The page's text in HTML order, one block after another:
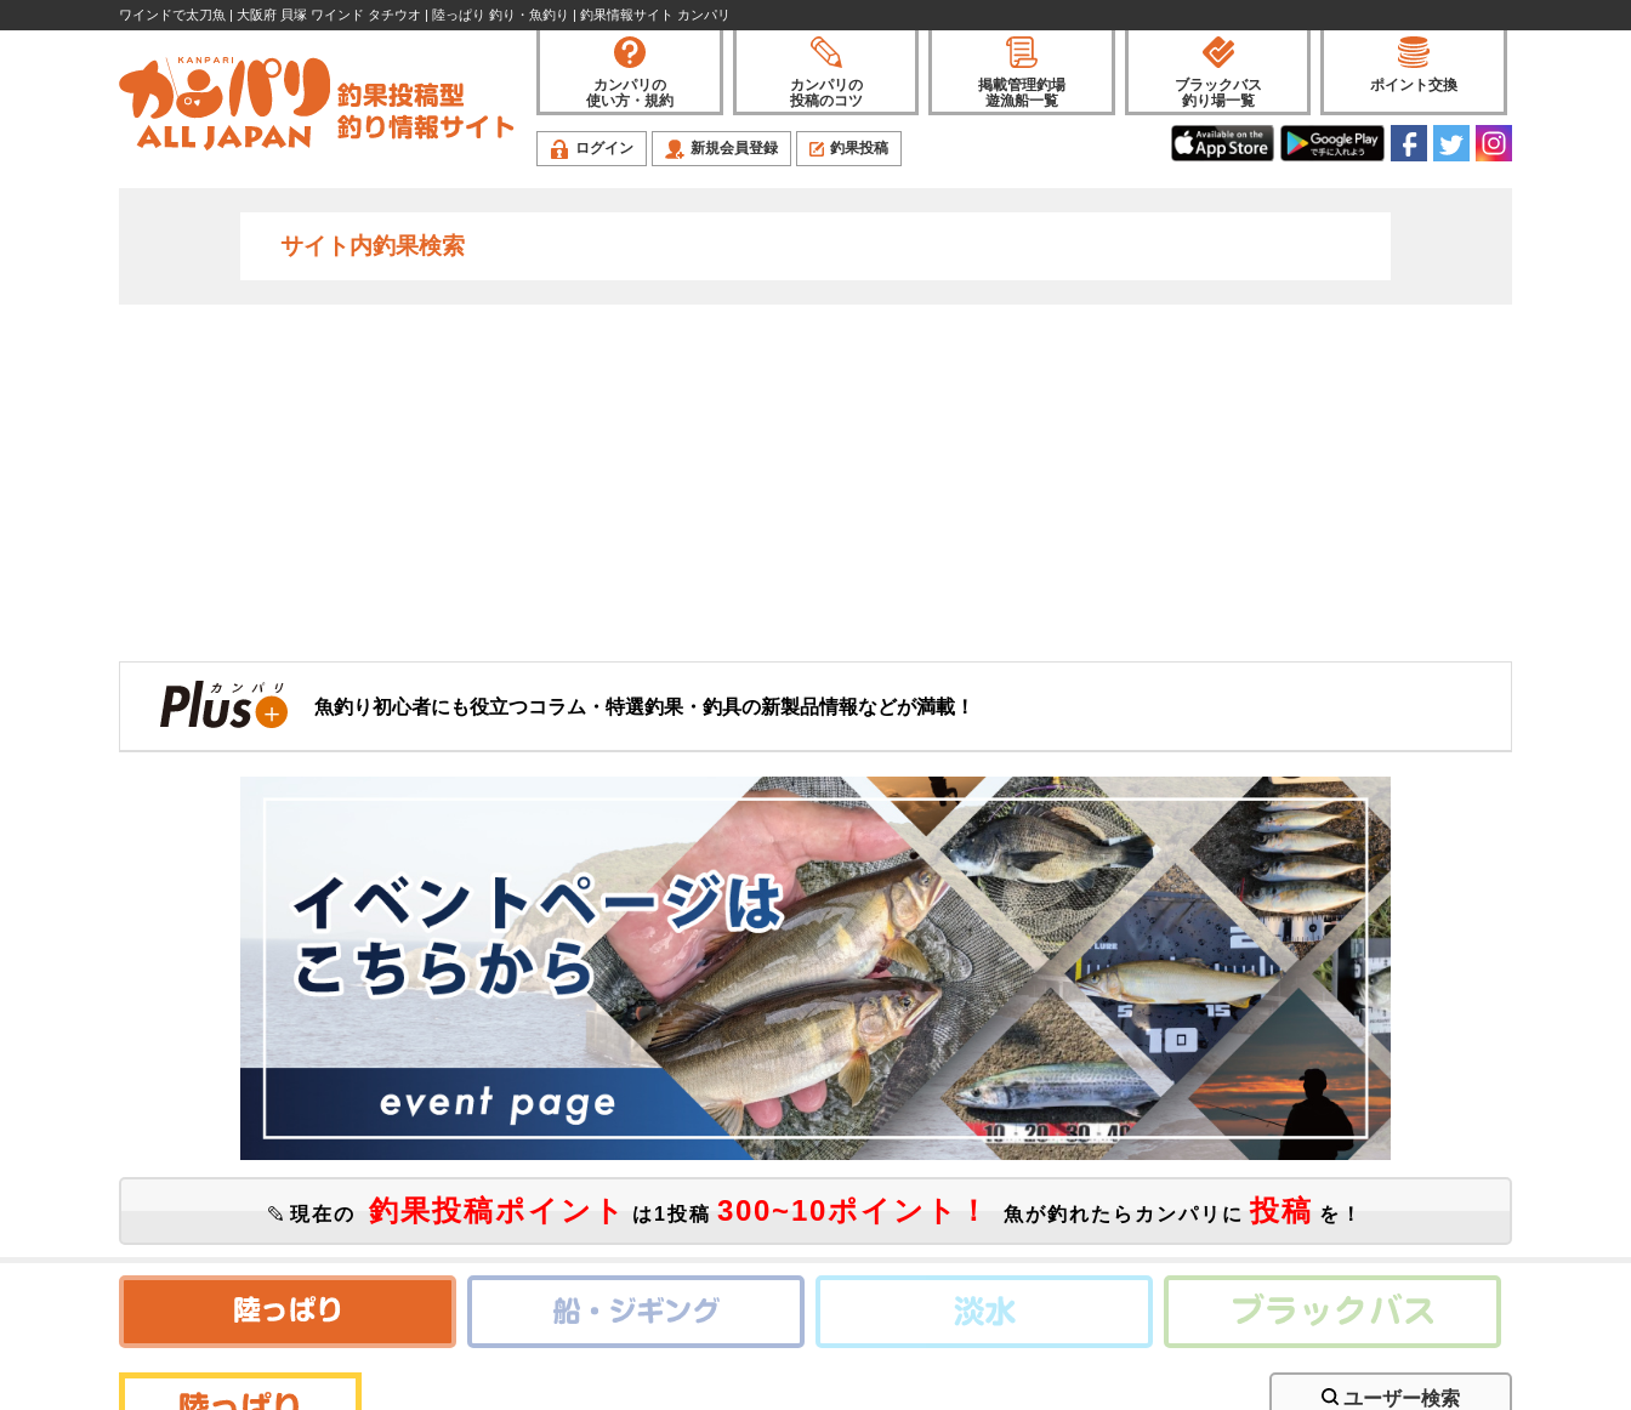
ワインドで太刀魚 | 大阪府 貝塚 ワインド タチウオ | 陸っぱり 釣り・魚釣り | 釣果情報サイト カンパリ
カンパリの
使い方・規約
カンパリの
投稿のコツ
掲載管理釣場
遊漁船一覧
ブラックバス
釣り場一覧
ポイント交換
ログイン 新規会員登録 釣果投稿
サイト内釣果検索
魚釣り初心者にも役立つコラム・特選釣果・釣具の新製品情報などが満載！
現在の 釣果投稿ポイント は1投稿 300~10ポイント！ 魚が釣れたらカンパリに 投稿 を！
ユーザー検索